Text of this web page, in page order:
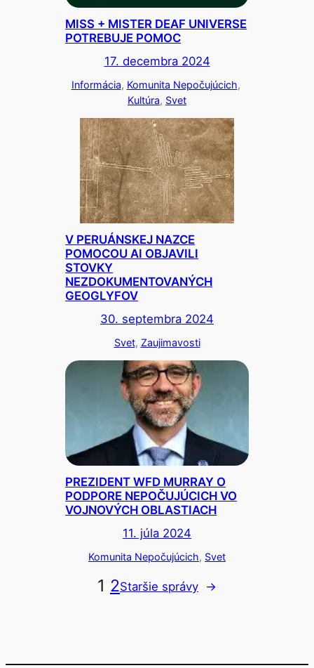
MISS + MISTER DEAF UNIVERSE
POTREBUJE POMOC
17. decembra 2024
Informácia, Komunita Nepočujúcich
Kultúra, Svet
V PERUÁNSKEJ NAZCE
POMOCOU AI OBJAVILI
STOVKY
NEZDOKUMENTOVANÝCH
GEOGLYFOV
30. septembra 2024
Svet, Zaujimavosti
PREZIDENT WFD MURRAY O
PODPORE NEPOČUJÚCICH VO
VOJNOVÝCH OBLASTIACH
11. júla 2024
Komunita Nepočujúcich, Svet
1 2Staršie správy →